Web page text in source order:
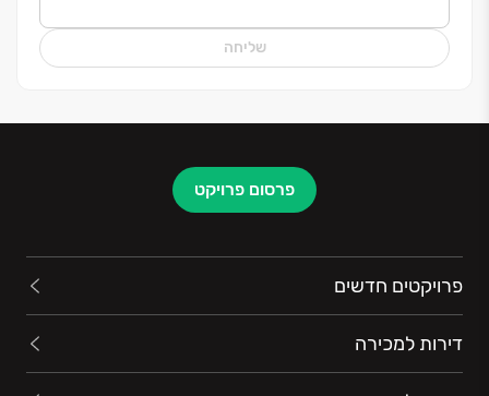
לפרטים הקטנים כמו גם העמידה הבלתי מתפשרת בלוח
הזמנים, היחס האישי והשירות הפרטני, הפכו את החברה
שליחה
פרסום פרויקט
פרויקטים חדשים
דירות למכירה